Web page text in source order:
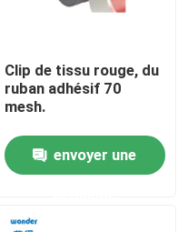
Clip de tissu rouge, du
ruban adhésif 70
mesh.
envoyer une